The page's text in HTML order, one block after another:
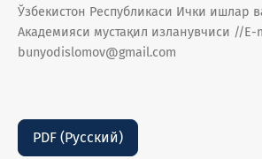
Ўзбекистон Республикаси Ички ишлар
Академияси мустақил изланувчиси //Е-
bunyodislomov@gmail.com
PDF (Русский)